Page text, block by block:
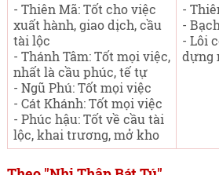
- Thiên Mã: Tốt cho việc
xuất hành, giao dịch, cầu
tài lộc
- Thánh Tâm: Tốt mọi việc,
nhất là cầu phúc, tế tự
- Ngũ Phú: Tốt mọi việc
- Cát Khánh: Tốt mọi việc
- Phúc hậu: Tốt về cầu tài
lộc, khai trương, mở kho
-
-
- Lôi
dựng